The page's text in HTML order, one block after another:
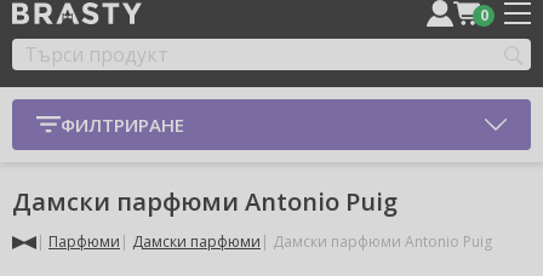
0
ФИЛТРИРАНЕ
Дамски парфюми Antonio Puig
Парфюми Дамски парфюми Дамски парфюми Antonio Puig